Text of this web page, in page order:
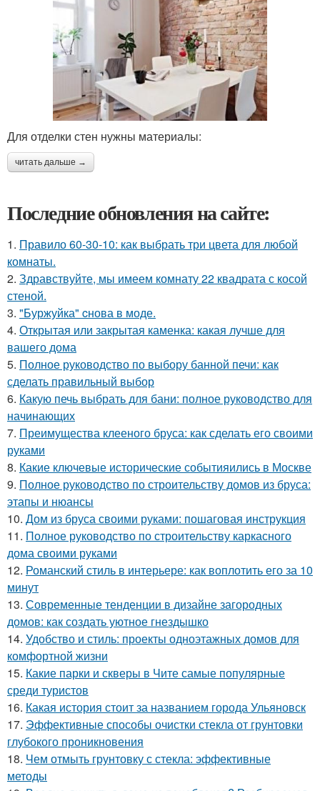
Для отделки стен нужны материалы:
читать дальше →
Последние обновления на сайте:
1. Правило 60-30-10: как выбрать три цвета для любой
комнаты.
2. Здравствуйте, мы имеем комнату 22 квадрата с косой
стеной.
3. "Буржуйка" cнова в моде.
4. Открытая или закрытая каменка: какая лучше для
вашего дома
5. Полное руководство по выбору банной печи: как
сделать правильный выбор
6. Какую печь выбрать для бани: полное руководство для
начинающих
7. Преимущества клееного бруса: как сделать его своими
руками
8. Какие ключевые исторические событияились в Москве
9. Полное руководство по строительству домов из бруса:
этапы и нюансы
10. Дом из бруса своими руками: пошаговая инструкция
11. Полное руководство по строительству каркасного
дома своими руками
12. Романский стиль в интерьере: как воплотить его за 10
минут
13. Современные тенденции в дизайне загородных
домов: как создать уютное гнездышко
14. Удобство и стиль: проекты одноэтажных домов для
комфортной жизни
15. Какие парки и скверы в Чите самые популярные
среди туристов
16. Какая история стоит за названием города Ульяновск
17. Эффективные способы очистки стекла от грунтовки
глубокого проникновения
18. Чем отмыть грунтовку с стекла: эффективные
методы